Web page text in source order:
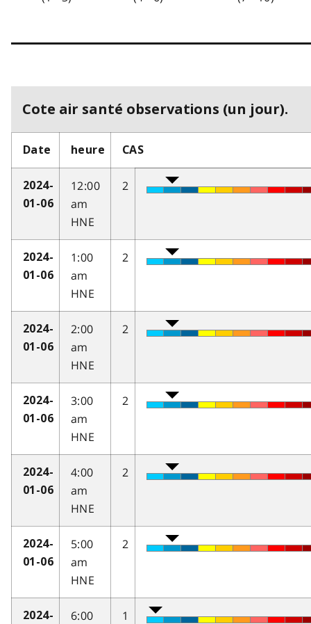
Cote air santé observations (un jour).
Date heure CAS
2024-
01-06
12:00
am
HNE
2
2024-
01-06
1:00
am
HNE
2
2024-
01-06
2:00
am
HNE
2
2024-
01-06
3:00
am
HNE
2
2024-
01-06
4:00
am
HNE
2
2024-
01-06
5:00
am
HNE
2
2024-
6:00
1